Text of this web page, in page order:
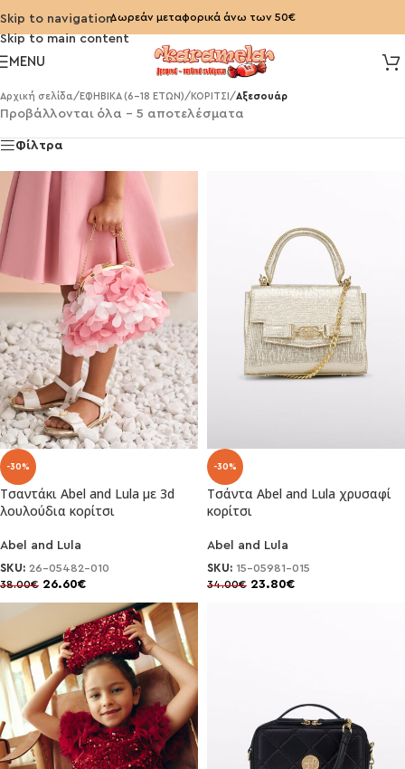
Skip to navigation
Skip to main content
Δωρεάν μεταφορικά άνω των 50€
MENU
Αρχική σελίδα/ ΕΦΗΒΙΚΑ (6-18 ΕΤΩΝ)/ ΚΟΡΙΤΣΙ /Αξεσουάρ
Προβάλλονται όλα - 5 αποτελέσματα
Φίλτρα
-30%
Τσαντάκι Abel and Lula με 3d
λουλούδια κορίτσι
Abel and Lula
SKU: 26-05482-010
38.00€ 26.60€
-30%
Τσάντα Abel and Lula χρυσαφί
κορίτσι
Abel and Lula
SKU: 15-05981-015
34.00€ 23.80€